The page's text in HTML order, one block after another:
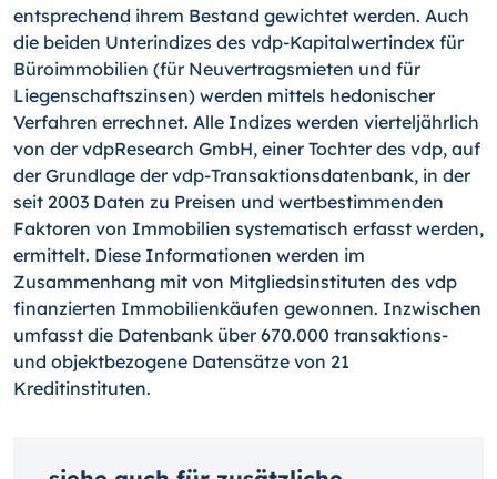
entsprechend ihrem Bestand gewichtet werden. Auch
die beiden Unterindizes des vdp-Kapitalwertindex für
Büroimmobilien (für Neuvertragsmieten und für
Liegenschaftszinsen) werden mittels hedonischer
Verfahren errechnet. Alle Indizes werden vierteljährlich
von der vdpResearch GmbH, einer Tochter des vdp, auf
der Grundlage der vdp-Transaktionsdatenbank, in der
seit 2003 Daten zu Preisen und wertbestimmenden
Faktoren von Immobilien systematisch erfasst werden,
ermittelt. Diese Informationen werden im
Zusammenhang mit von Mitgliedsinstituten des vdp
finanzierten Immobilienkäufen gewonnen. Inzwischen
umfasst die Datenbank über 670.000 transaktions-
und objektbezogene Datensätze von 21
Kreditinstituten.